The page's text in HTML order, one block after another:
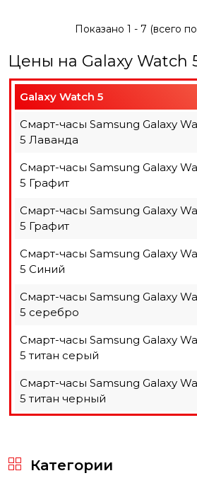
Показано 1 - 7 (всего
Цены на Galaxy Watch
Galaxy Watch 5
Смарт-часы Samsung Galaxy
5 Лаванда
Смарт-часы Samsung Galaxy
5 Графит
Смарт-часы Samsung Galaxy
5 Графит
Смарт-часы Samsung Galaxy
5 Синий
Смарт-часы Samsung Galaxy
5 серебро
Смарт-часы Samsung Galaxy
5 титан серый
Смарт-часы Samsung Galaxy
5 титан черный
Категории